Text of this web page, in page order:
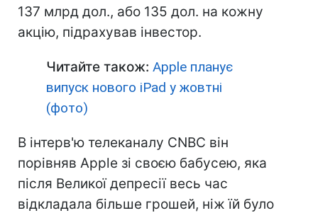
137 млрд дол., або 135 дол. на кожну
акцію, підрахував інвестор.
Читайте також: Apple планує
випуск нового iPad у жовтні
(фото)
В інтерв'ю телеканалу CNBC він
порівняв Apple зі своєю бабусею, яка
після Великої депресії весь час
відкладала більше грошей, ніж їй було